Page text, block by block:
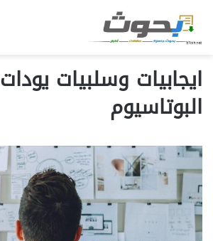
ايجابيات وسلبيات يودات
البوتاسيوم